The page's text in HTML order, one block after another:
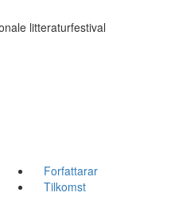
litteraturfestival
Forfattarar
Tilkomst